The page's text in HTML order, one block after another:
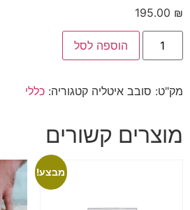
195.00 ₪
הוספה לסל
מק"ט: סובב איטליה קטגוריה: כללי
מוצרים קשורים
מבצע!